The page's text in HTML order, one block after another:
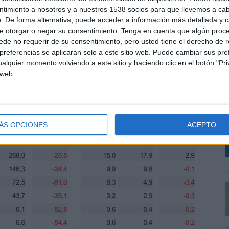
a nosotros y a nuestros 1538 socios para que llevemos a
De forma alternativa, puede acceder a información más detallada y
otorgar o negar su consentimiento. Tenga en cuenta que algún
no requerir de su consentimiento, pero usted tiene el derecho de
se aplicarán solo a este sitio web. Puede cambiar sus
momento volviendo a este sitio y haciendo clic en el botón
OPCIONES ACEPTO
hasta llegar a 72,5 millones de euros. Revistas
del 39,1%. Dominicales retroceden un 52,8%,
sociales disminuyen la inversión publicitaria un